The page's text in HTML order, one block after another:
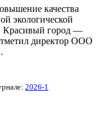
качества
экологической
Красивый город —
директор ООО
2026-1